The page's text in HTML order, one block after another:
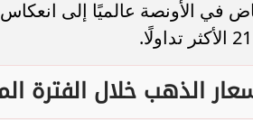
في الأونصة عالميًا إلى
الذهب خلال الفترة